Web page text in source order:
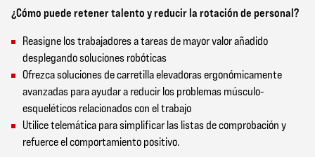
¿Cómo puede retener talento y reducir la rotación de personal?
Reasigne los trabajadores a tareas de mayor valor añadido
desplegando soluciones robóticas
Ofrezca soluciones de carretilla elevadoras ergonómicamente
avanzadas para ayudar a reducir los problemas músculo-
esqueléticos relacionados con el trabajo
Utilice telemática para simplificar las listas de comprobación y
refuerce el comportamiento positivo.